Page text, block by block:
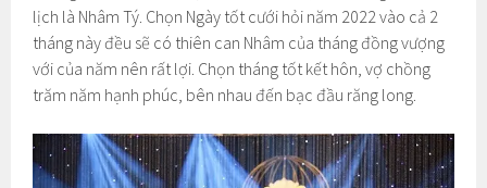
lịch là Nhâm Tý. Chọn Ngày tốt cưới hỏi năm 2022 vào cả 2
tháng này đều sẽ có thiên can Nhâm của tháng đồng vượng
với của năm nên rất lợi. Chọn tháng tốt kết hôn, vợ chồng
trăm năm hạnh phúc, bên nhau đến bạc đầu răng long.